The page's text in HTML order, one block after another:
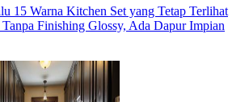
15 Warna Kitchen Set yang Tetap Terlihat
Finishing Glossy, Ada Dapur Impian